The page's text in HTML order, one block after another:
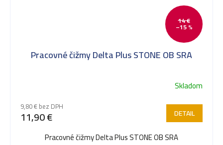
14 €
–15 %
Pracovné čižmy Delta Plus STONE OB SRA
hodnotenie
produktu
je
Skladom
9,80 € bez DPH
11,90 € DETAIL
Pracovné čižmy Delta Plus STONE OB SRA